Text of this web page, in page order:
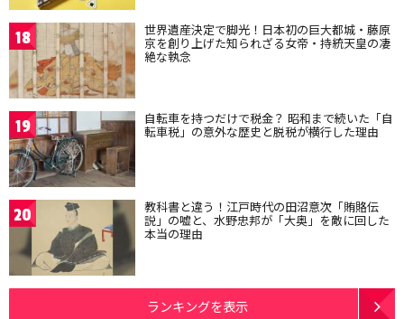
18 世界遺産決定で脚光！日本初の巨大都城・藤原
京を創り上げた知られざる女帝・持統天皇の凄
絶な執念
19 自転車を持つだけで税金？ 昭和まで続いた「自
転車税」の意外な歴史と脱税が横行した理由
20 教科書と違う！江戸時代の田沼意次「賄賂伝
説」の嘘と、水野忠邦が「大奥」を敵に回した
本当の理由
ランキングを表示